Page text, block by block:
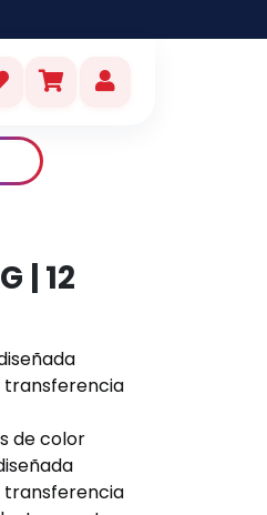
| 12
transferencia
de color
transferencia